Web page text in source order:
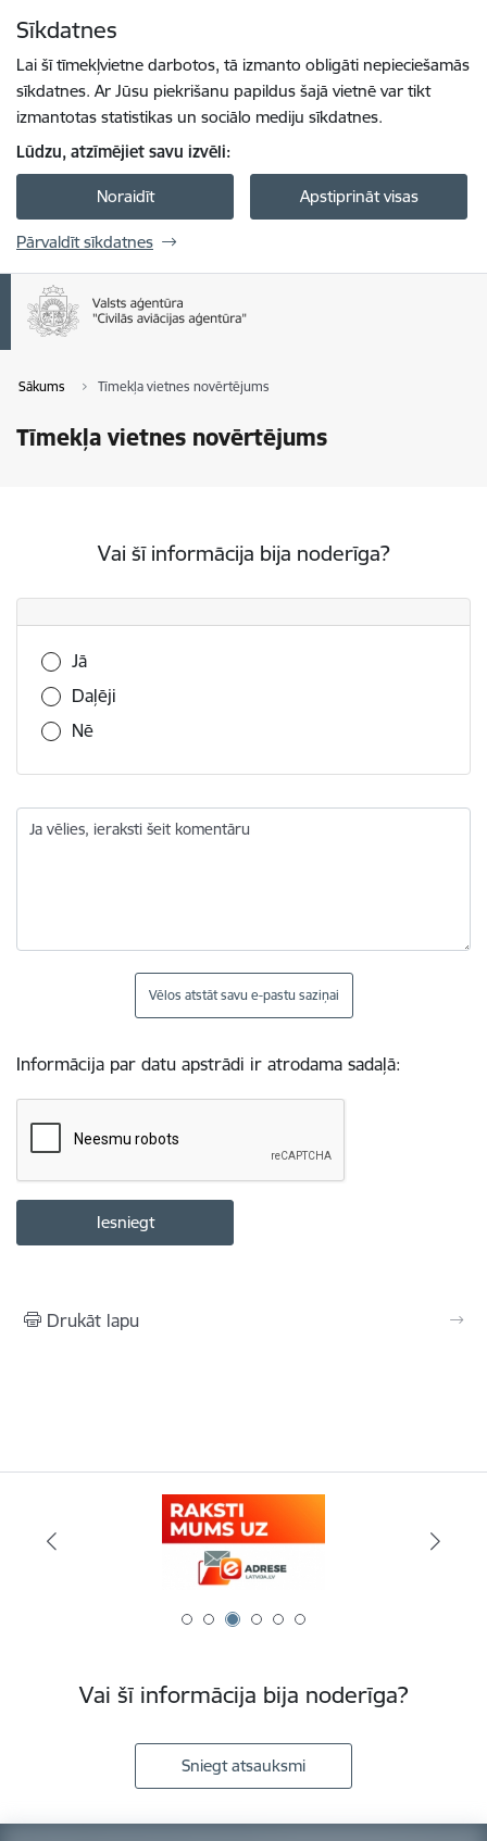
Sīkdatnes
Lai šī tīmekļvietne darbotos, tā izmanto obligāti nepieciešamās
sīkdatnes. Ar Jūsu piekrišanu papildus šajā vietnē var tikt
izmantotas statistikas un sociālo mediju sīkdatnes.
Lūdzu, atzīmējiet savu izvēli:
Noraidīt Apstiprināt visas
Pārvaldīt sīkdatnes
Sākums Tīmekļa vietnes novērtējums
Tīmekļa vietnes novērtējums
Vai šī informācija bija noderīga?
Vai šī informācija bija noderīga?
Jā
Daļēji
Nē
Ja vēlies, ieraksti šeit komentāru
Vēlos atstāt savu e-pastu saziņai
Informācija par datu apstrādi ir atrodama sadaļā:
Drukāt lapu
Vai šī informācija bija noderīga?
Sniegt atsauksmi